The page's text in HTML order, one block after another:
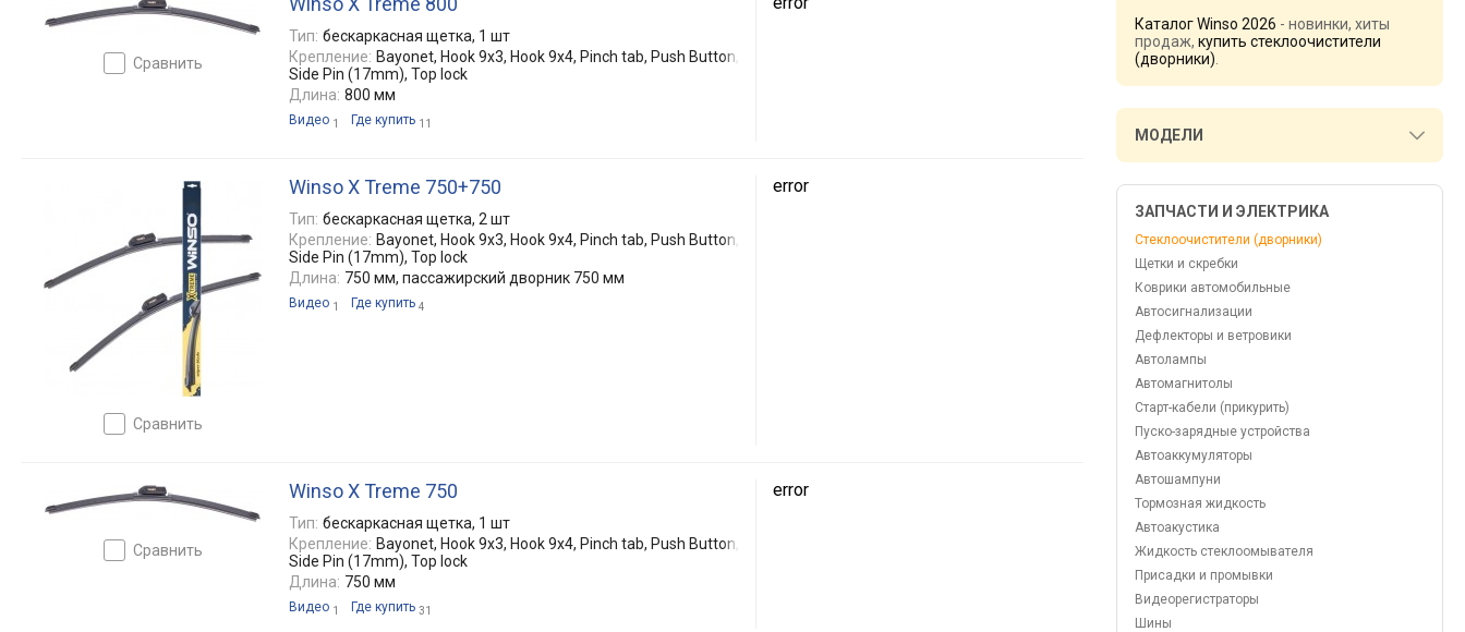
сравнить
Тип: бескаркасная щетка, 1 шт
Крепление: Bayonet, Hook 9x3, Hook 9x4, Pinch tab, Push Button,
Side Pin (17mm), Top lock
Длина: 800 мм
Видео 1 Где купить 11
сравнить
Winso X Treme 750+750
Тип: бескаркасная щетка, 2 шт
Крепление: Bayonet, Hook 9x3, Hook 9x4, Pinch tab, Push Button,
Side Pin (17mm), Top lock
Длина: 750 мм, пассажирский дворник 750 мм
Видео 1 Где купить 4
error
сравнить
Winso X Treme 750
Тип: бескаркасная щетка, 1 шт
Крепление: Bayonet, Hook 9x3, Hook 9x4, Pinch tab, Push Button,
Side Pin (17mm), Top lock
Длина: 750 мм
Видео 1 Где купить 31
error
Каталог Winso 2026 - новинки, хиты
продаж, купить стеклоочистители
(дворники)
МОДЕЛИ
ЗАПЧАСТИ И ЭЛЕКТРИКА
Стеклоочистители (дворники)
Щетки и скребки
Коврики автомобильные
Автосигнализации
Дефлекторы и ветровики
Автолампы
Автомагнитолы
Старт-кабели (прикурить)
Пуско-зарядные устройства
Автоаккумуляторы
Автошампуни
Тормозная жидкость
Автоакустика
Жидкость стеклоомывателя
Присадки и промывки
Видеорегистраторы
Шины